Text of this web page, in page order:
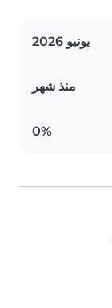
يونيو 2026
منذ شهر
0%